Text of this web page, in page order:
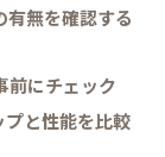
有無を確認する
前にチェック
と性能を比較